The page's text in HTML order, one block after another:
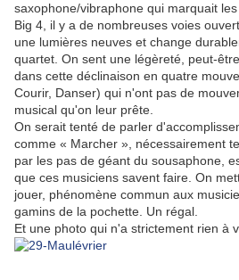
saxophone/vibraphone qui marquait
Big 4, il y a de nombreuses voies
une lumières neuves et change
quartet. On sent une légèreté, peut-
dans cette déclinaison en quatre
Courir, Danser) qui n'ont pas de
musical qu'on leur prête.
On serait tenté de parler
comme « Marcher », nécessairement
par les pas de géant du sousaphone,
que ces musiciens savent faire. On
jouer, phénomène commun aux
gamins de la pochette. Un régal.
Et une photo qui n'a strictement rien à